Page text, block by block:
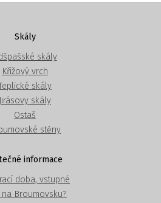
Skály
skály
Křížový vrch
skály
Jirásovy skály
Ostaš
stěny
informace
doba, vstupné
na Broumovsku?